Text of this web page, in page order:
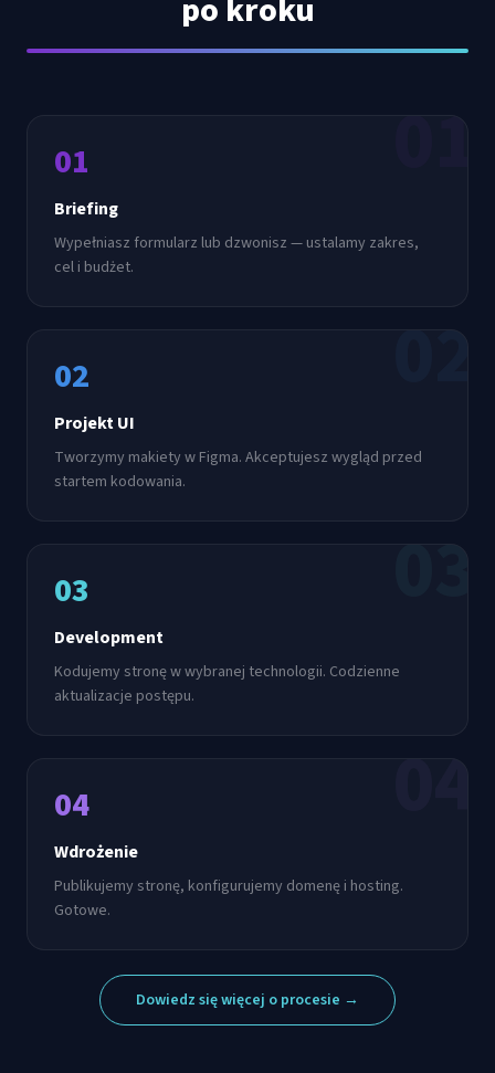
po kroku
01
Briefing
Wypełniasz formularz lub dzwonisz — ustalamy zakres,
cel i budżet.
02
Projekt UI
Tworzymy makiety w Figma. Akceptujesz wygląd przed
startem kodowania.
03
Development
Kodujemy stronę w wybranej technologii. Codzienne
aktualizacje postępu.
04
Wdrożenie
Publikujemy stronę, konfigurujemy domenę i hosting.
Gotowe.
Dowiedz się więcej o procesie →